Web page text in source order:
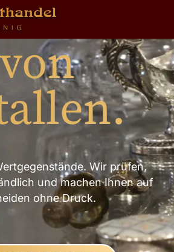
Wir prüfen,
und machen Ihnen auf
ohne Druck.